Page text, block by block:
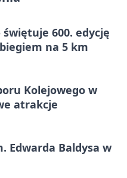
600. edycję
na 5 km
Kolejowego w
atrakcje
Edwarda Baldysa w